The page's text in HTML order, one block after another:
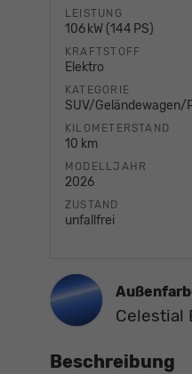
LEISTUNG
106 kW (144 PS)
KRAFTSTOFF
Elektro
KATEGORIE
SUV/Geländewagen/
KILOMETERSTAND
10 km
MODELLJAHR
2026
ZUSTAND
unfallfrei
Celestial
Beschreibung